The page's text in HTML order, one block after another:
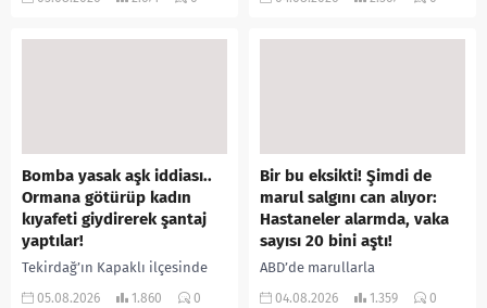
Bomba yasak aşk iddiası..
Ormana götürüp kadın
kıyafeti giydirerek şantaj
yaptılar!
Tekirdağ’ın Kapaklı ilçesinde
bir kişiyi, arkadaşının eşiyle
05.08.2026 1.860 0
Bir bu eksikti! Şimdi de
marul salgını can alıyor:
Hastaneler alarmda, vaka
sayısı 20 bini aştı!
ABD’de marullarla
ilişkilendirilen siklospora
04.08.2026 1.359 0